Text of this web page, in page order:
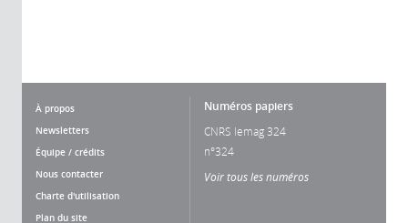
À propos
Newsletters
Équipe / crédits
Nous contacter
Charte d'utilisation
Plan du site
Numéros papiers
CNRS lemag 324
n°324
Voir tous les numéros